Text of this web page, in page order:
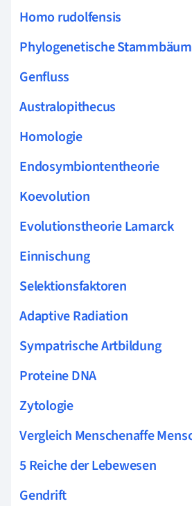
Homo rudolfensis
Phylogenetische
Genfluss
Australopithecus
Homologie
Endosymbiontentheorie
Koevolution
Evolutionstheorie Lamarck
Einnischung
Selektionsfaktoren
Adaptive Radiation
Sympatrische Artbildung
Proteine DNA
Zytologie
Vergleich Menschenaffe
5 Reiche der Lebewesen
Gendrift